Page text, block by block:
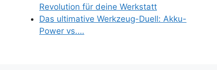
Revolution für deine Werkstatt
Das ultimative Werkzeug-Duell: Akku-
Power vs.…